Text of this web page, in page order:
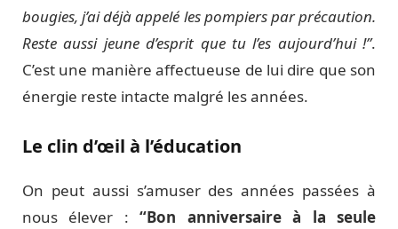
bougies, j’ai déjà appelé les pompiers par précaution.
Reste aussi jeune d’esprit que tu l’es aujourd’hui !”.
C’est une manière affectueuse de lui dire que son
énergie reste intacte malgré les années.
Le clin d’œil à l’éducation
On peut aussi s’amuser des années passées à
nous élever :“Bon anniversaire à la seule